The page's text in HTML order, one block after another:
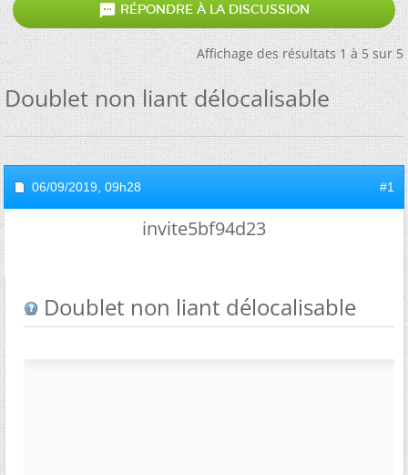
 RÉPONDRE À LA DISCUSSION
Affichage des résultats 1 à 5 sur 5
Doublet non liant délocalisable
06/09/2019, 09h28 #1
invite5bf94d23
Doublet non liant délocalisable